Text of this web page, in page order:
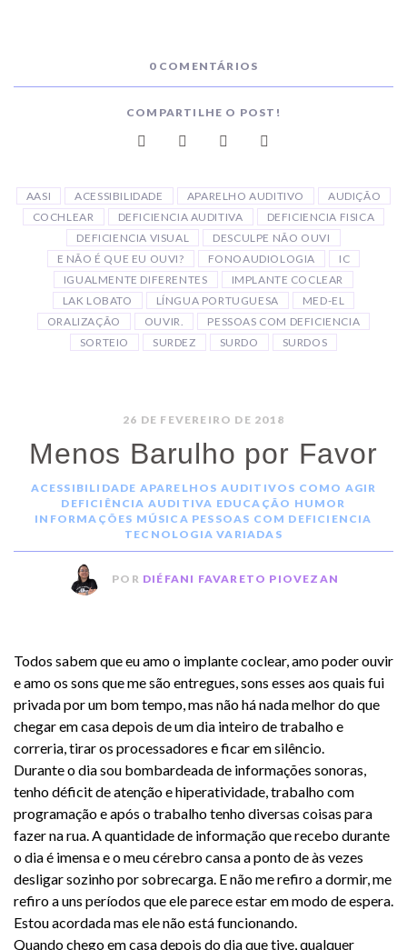
0 COMENTÁRIOS
COMPARTILHE O POST!
AASI ACESSIBILIDADE APARELHO AUDITIVO
AUDIÇÃO
COCHLEAR
DEFICIENCIA AUDITIVA
DEFICIENCIA FISICA
DEFICIENCIA VISUAL
DESCULPE NÃO OUVI
E NÃO É QUE EU OUVI?
FONOAUDIOLOGIA
IC
IGUALMENTE DIFERENTES
IMPLANTE COCLEAR
LAK LOBATO
LÍNGUA PORTUGUESA
MED-EL
ORALIZAÇÃO
OUVIR.
PESSOAS COM DEFICIENCIA
SORTEIO
SURDEZ SURDO SURDOS
26 DE FEVEREIRO DE 2018
Menos Barulho por Favor
ACESSIBILIDADE APARELHOS AUDITIVOS COMO AGIR
DEFICIÊNCIA AUDITIVA EDUCAÇÃO HUMOR
INFORMAÇÕES MÚSICA PESSOAS COM DEFICIENCIA
TECNOLOGIA VARIADAS
POR DIÉFANI FAVARETO PIOVEZAN
Todos sabem que eu amo o implante coclear, amo poder ouvir
e amo os sons que me são entregues, sons esses aos quais fui
privada por um bom tempo, mas não há nada melhor do que
chegar em casa depois de um dia inteiro de trabalho e
correria, tirar os processadores e ficar em silêncio.
Durante o dia sou bombardeada de informações sonoras,
tenho déficit de atenção e hiperatividade, trabalho com
programação e após o trabalho tenho diversas coisas para
fazer na rua. A quantidade de informação que recebo durante
o dia é imensa e o meu cérebro cansa a ponto de às vezes
desligar sozinho por sobrecarga. E não me refiro a dormir, me
refiro a uns períodos que ele parece estar em modo de espera.
Estou acordada mas ele não está funcionando.
Quando chego em casa depois do dia que tive, qualquer